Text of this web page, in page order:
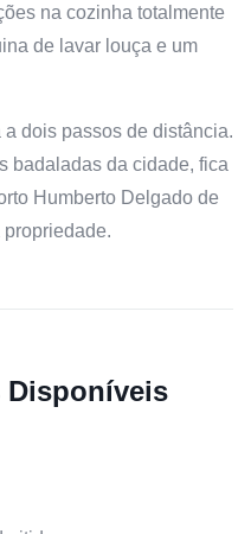
na cozinha totalmente
de lavar louça e um
dois passos de distância.
badaladas da cidade, fica
Humberto Delgado de
Disponíveis